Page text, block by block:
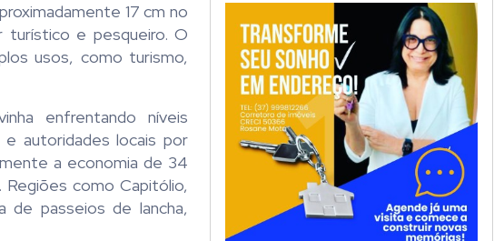
17 cm no
turístico e pesqueiro. O
usos, como turismo,
enfrentando níveis
autoridades locais por
a economia de 34
Regiões como Capitólio,
de passeios de lancha,